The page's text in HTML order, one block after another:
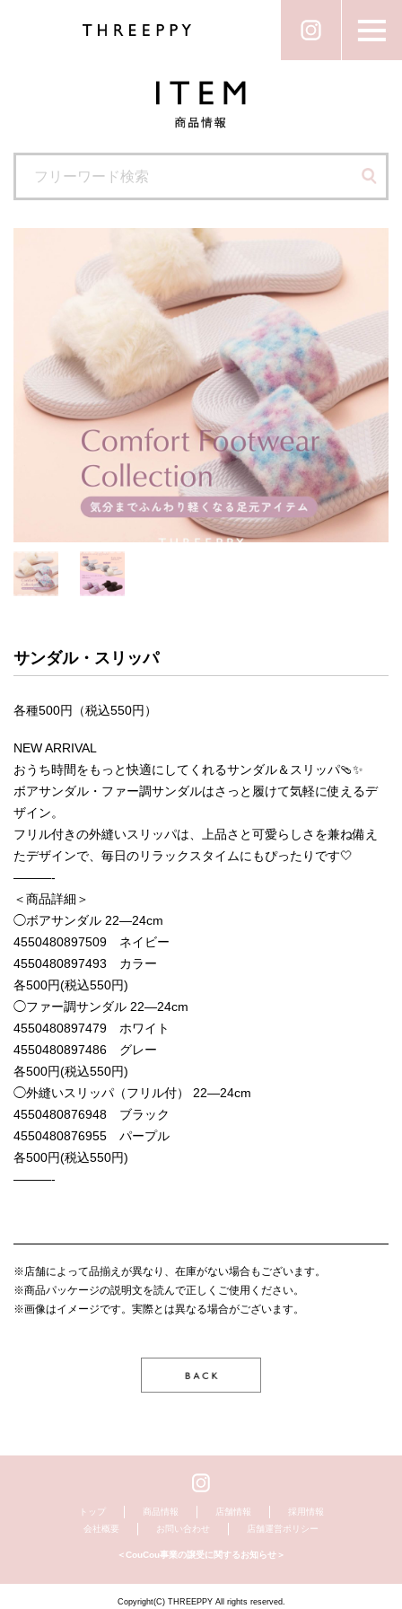
サンダル・スリッパ
各種500円（税込550円）
NEW ARRIVAL
おうち時間をもっと快適にしてくれるサンダル＆スリッパ🩴✨
ボアサンダル・ファー調サンダルはさっと履けて気軽に使えるデ
ザイン。
フリル付きの外縫いスリッパは、上品さと可愛らしさを兼ね備え
たデザインで、毎日のリラックスタイムにもぴったりです🤍
———-
＜商品詳細＞
◯ボアサンダル 22―24cm
4550480897509 ネイビー
4550480897493 カラー
各500円(税込550円)
◯ファー調サンダル 22―24cm
4550480897479 ホワイト
4550480897486 グレー
各500円(税込550円)
◯外縫いスリッパ（フリル付） 22―24cm
4550480876948 ブラック
4550480876955 パープル
各500円(税込550円)
———-
※店舗によって品揃えが異なり、在庫がない場合もございます。
※商品パッケージの説明文を読んで正しくご使用ください。
※画像はイメージです。実際とは異なる場合がございます。
トップ 商品情報 店舗情報
採用情報
会社概要
お問い合わせ 店舗運営ポリシー
＜CouCou事業の譲受に関するお知らせ＞
Copyright(C) THREEPPY All rights reserved.